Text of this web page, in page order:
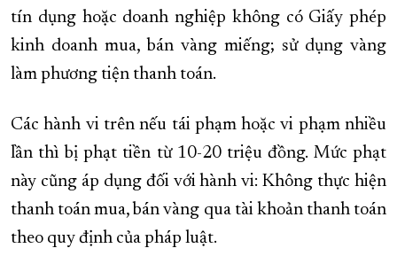
tín dụng hoặc doanh nghiệp không có Giấy phép
kinh doanh mua, bán vàng miếng; sử dụng vàng
làm phương tiện thanh toán.
Các hành vi trên nếu tái phạm hoặc vi phạm nhiều
lần thì bị phạt tiền từ 10-20 triệu đồng. Mức phạt
này cũng áp dụng đối với hành vi: Không thực hiện
thanh toán mua, bán vàng qua tài khoản thanh toán
theo quy định của pháp luật.